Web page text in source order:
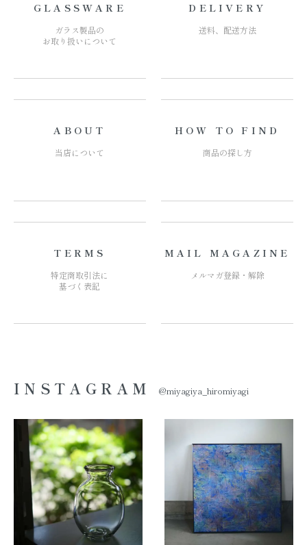
GLASSWARE
ガラス製品の
お取り扱いについて
DELIVERY
送料、配送方法
ABOUT
当店について
HOW TO FIND
商品の探し方
TERMS
特定商取引法に
基づく表記
MAIL MAGAZINE
メルマガ登録・解除
INSTAGRAM @miyagiya_hiromiyagi